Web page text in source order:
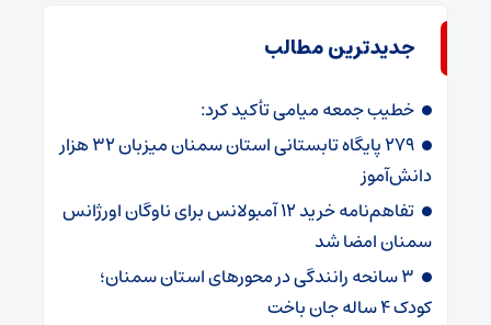
جدیدترین مطالب
خطیب جمعه میامی تأکید کرد:
۲۷۹ پایگاه تابستانی استان سمنان میزبان ۳۲ هزار
دانش‌آموز
تفاهم‌نامه خرید ۱۲ آمبولانس برای ناوگان اورژانس
سمنان امضا شد
۳ سانحه رانندگی در محورهای استان سمنان؛
کودک ۴ ساله جان باخت